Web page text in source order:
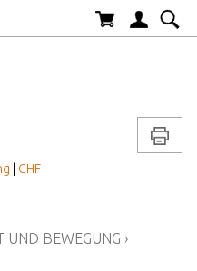
CHF
UND BEWEGUNG ›